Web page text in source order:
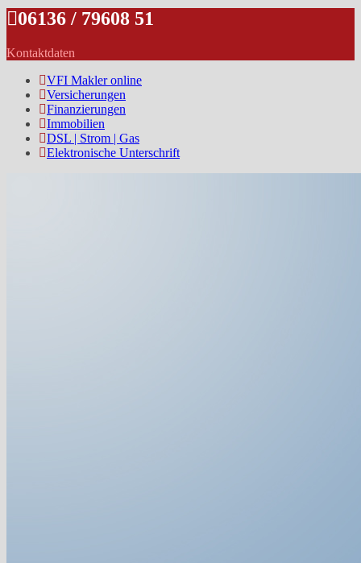
06136 / 79608 51
Kontaktdaten
VFI Makler online
Versicherungen
Finanzierungen
Immobilien
DSL | Strom | Gas
Elektronische Unterschrift